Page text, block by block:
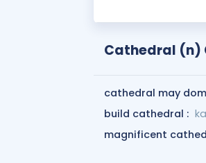
Cathedral (n)
cathedral may
build cathedral :
magnificent